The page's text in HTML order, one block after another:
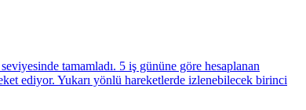
tamamladı. 5 iş gününe göre hesaplanan
ediyor. Yukarı yönlü hareketlerde izlenebilecek birinci